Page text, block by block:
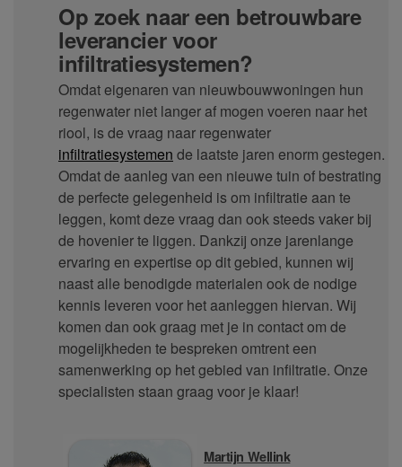
Op zoek naar een betrouwbare
leverancier voor
infiltratiesystemen?
Omdat eigenaren van nieuwbouwwoningen hun
regenwater niet langer af mogen voeren naar het
riool, is de vraag naar regenwater
infiltratiesystemen de laatste jaren enorm gestegen.
Omdat de aanleg van een nieuwe tuin of bestrating
de perfecte gelegenheid is om infiltratie aan te
leggen, komt deze vraag dan ook steeds vaker bij
de hovenier te liggen. Dankzij onze jarenlange
ervaring en expertise op dit gebied, kunnen wij
naast alle benodigde materialen ook de nodige
kennis leveren voor het aanleggen hiervan. Wij
komen dan ook graag met je in contact om de
mogelijkheden te bespreken omtrent een
samenwerking op het gebied van infiltratie. Onze
specialisten staan graag voor je klaar!
Martijn Wellink